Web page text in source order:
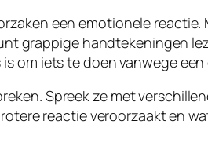
een emotionele
grappige handtekeningen
om iets te doen vanwege
Spreek ze met
reactie veroorzaakt en